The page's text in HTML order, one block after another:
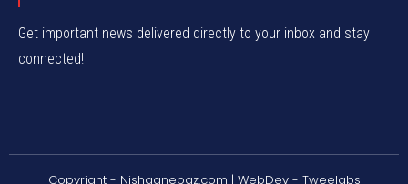
Get important news delivered directly to your inbox and stay
connected!
Copyright - Nishaanebaz.com | WebDev - Tweelabs